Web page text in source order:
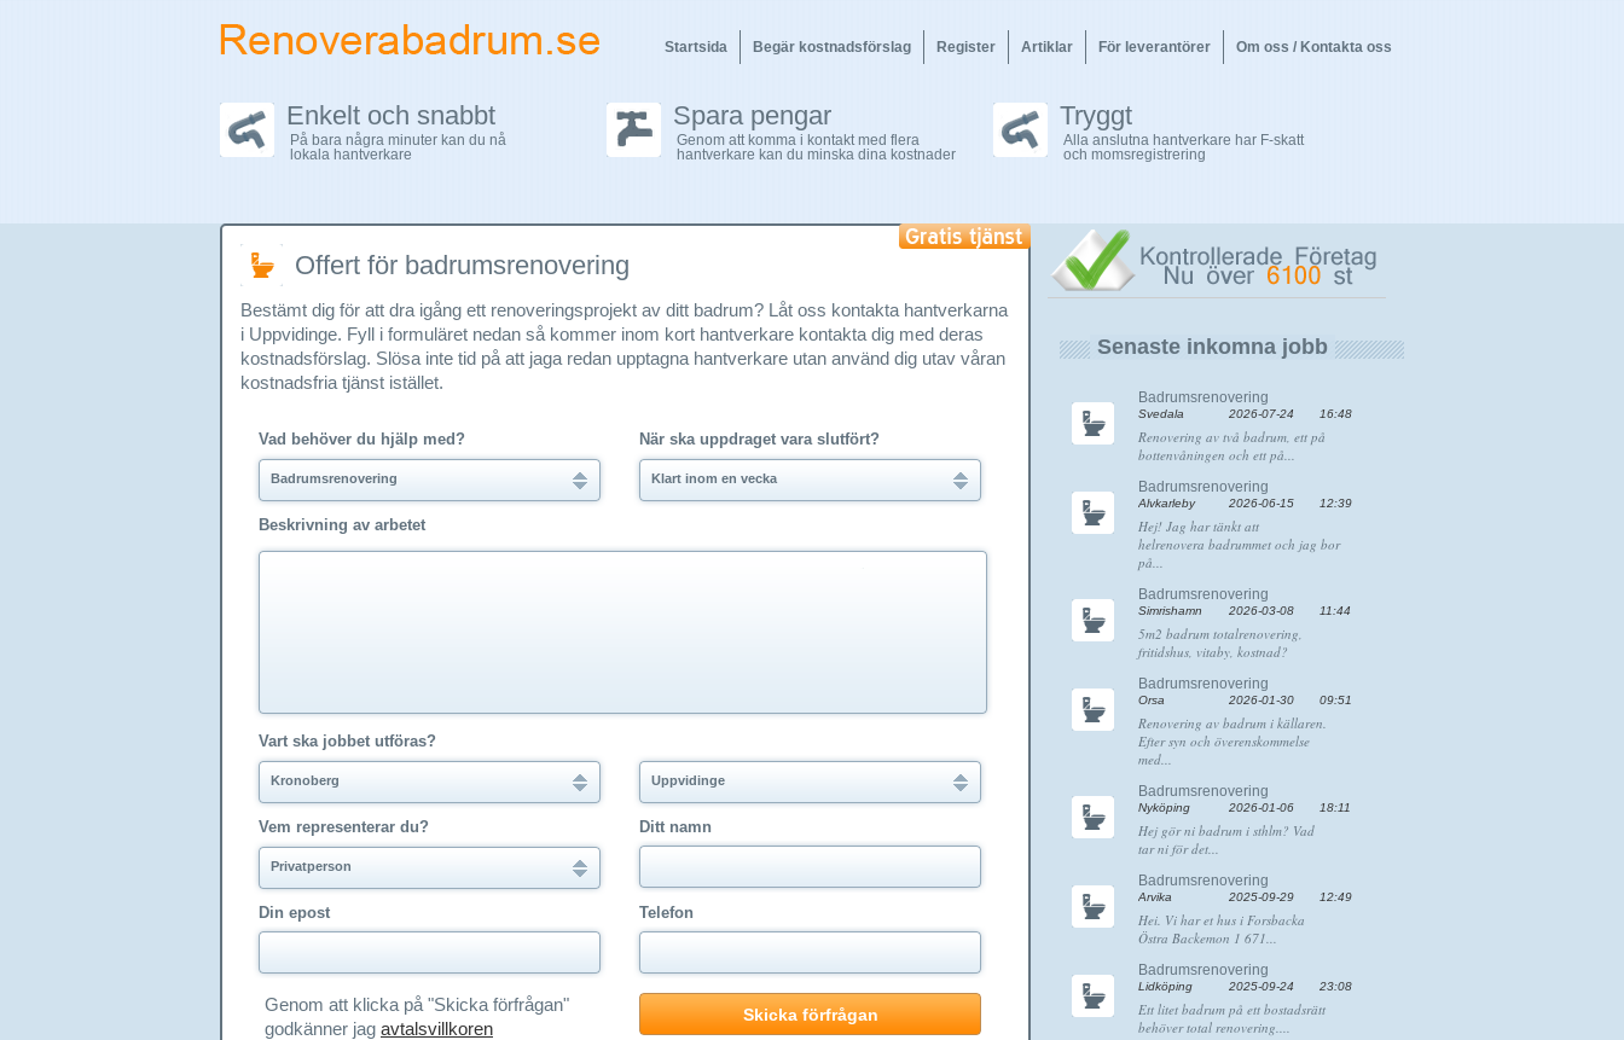
Startsida Begär kostnadsförslag Register Artiklar För leverantörer Om oss / Kontakta oss
Enkelt och snabbt
På bara några minuter kan du nå
lokala hantverkare
Spara pengar
Genom att komma i kontakt med flera
hantverkare kan du minska dina kostnader
Tryggt
Alla anslutna hantverkare har F-skatt
och momsregistrering
Offert för badrumsrenovering
Bestämt dig för att dra igång ett renoveringsprojekt av ditt badrum? Låt oss kontakta hantverkarna
i Uppvidinge. Fyll i formuläret nedan så kommer inom kort hantverkare kontakta dig med deras
kostnadsförslag. Slösa inte tid på att jaga redan upptagna hantverkare utan använd dig utav våran
kostnadsfria tjänst istället.
Vad behöver du hjälp med?
Badrumsrenovering
När ska uppdraget vara slutfört?
Klart inom en vecka
Beskrivning av arbetet
Vart ska jobbet utföras?
Kronoberg Uppvidinge
Vem representerar du?
Privatperson
Ditt namn
Din epost Telefon
Genom att klicka på "Skicka förfrågan"
godkänner jag avtalsvillkoren
Senaste inkomna jobb
Badrumsrenovering
Svedala 2026-07-24 16:48
Renovering av två badrum, ett på
bottenvåningen och ett på...
Badrumsrenovering
Älvkarleby 2026-06-15 12:39
Hej! Jag har tänkt att
helrenovera badrummet och jag bor
på...
Badrumsrenovering
Simrishamn 2026-03-08 11:44
5m2 badrum totalrenovering,
fritidshus, vitaby, kostnad?
Badrumsrenovering
Orsa 2026-01-30 09:51
Renovering av badrum i källaren.
Efter syn och överenskommelse
med...
Badrumsrenovering
Nyköping 2026-01-06 18:11
Hej gör ni badrum i sthlm? Vad
tar ni för det...
Badrumsrenovering
Arvika 2025-09-29 12:49
Hei. Vi har et hus i Forsbacka
Östra Backemon 1 671...
Badrumsrenovering
Lidköping 2025-09-24 23:08
Ett litet badrum på ett bostadsrätt
behöver total renovering....